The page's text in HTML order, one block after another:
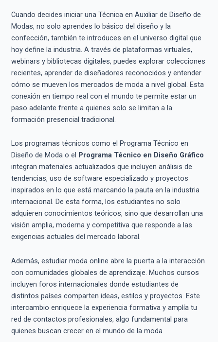
Cuando decides iniciar una Técnica en Auxiliar de Diseño de
Modas, no solo aprendes lo básico del diseño y la
confección, también te introduces en el universo digital que
hoy define la industria. A través de plataformas virtuales,
webinars y bibliotecas digitales, puedes explorar colecciones
recientes, aprender de diseñadores reconocidos y entender
cómo se mueven los mercados de moda a nivel global. Esta
conexión en tiempo real con el mundo te permite estar un
paso adelante frente a quienes solo se limitan a la
formación presencial tradicional.
Los programas técnicos como el Programa Técnico en
Diseño de Moda o el Programa Técnico en Diseño Gráfico
integran materiales actualizados que incluyen análisis de
tendencias, uso de software especializado y proyectos
inspirados en lo que está marcando la pauta en la industria
internacional. De esta forma, los estudiantes no solo
adquieren conocimientos teóricos, sino que desarrollan una
visión amplia, moderna y competitiva que responde a las
exigencias actuales del mercado laboral.
Además, estudiar moda online abre la puerta a la interacción
con comunidades globales de aprendizaje. Muchos cursos
incluyen foros internacionales donde estudiantes de
distintos países comparten ideas, estilos y proyectos. Este
intercambio enriquece la experiencia formativa y amplía tu
red de contactos profesionales, algo fundamental para
quienes buscan crecer en el mundo de la moda.